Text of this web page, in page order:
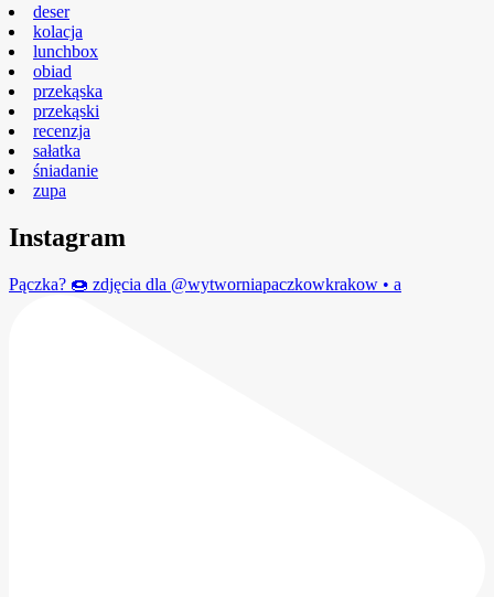
deser
kolacja
lunchbox
obiad
przekąska
przekąski
recenzja
sałatka
śniadanie
zupa
Instagram
Pączka? 🍩 zdjęcia dla @wytworniapaczkowkrakow • a